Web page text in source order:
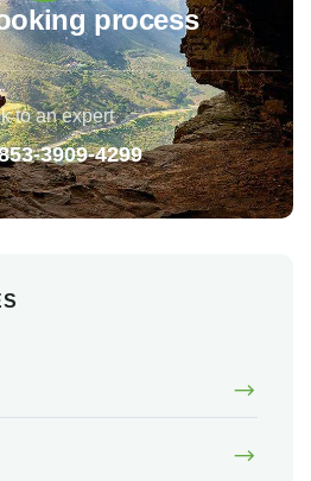
process
to an expert
3909-4299